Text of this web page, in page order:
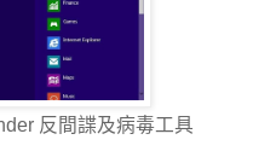
反間諜及病毒工具